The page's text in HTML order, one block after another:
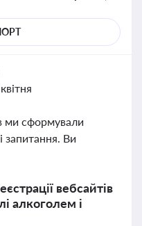
ми сформували
запитання. Ви
вебсайтів
алкоголем і